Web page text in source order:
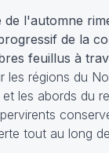
de l'automne
de la
feuillus à
les régions du
les abords du
tout au long